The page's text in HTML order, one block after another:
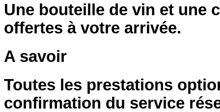
Une bouteille de vin et une
offertes à votre arrivée.
A savoir
Toutes les prestations
confirmation du service